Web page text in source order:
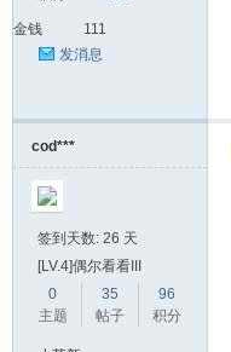
金钱
111
发消息
cod***
签到天数: 26 天
[LV.4]偶尔看看III
0
主题
35
帖子
96
积分